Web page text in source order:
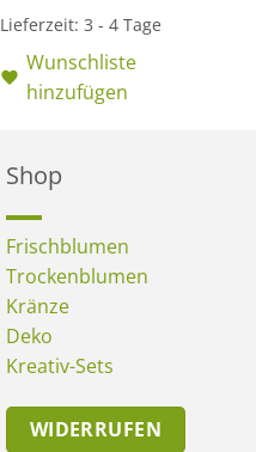
Lieferzeit: 3 - 4 Tage
Wunschliste
hinzufügen
Shop
Frischblumen
Trockenblumen
Kränze
Deko
Kreativ-Sets
WIDERRUFEN